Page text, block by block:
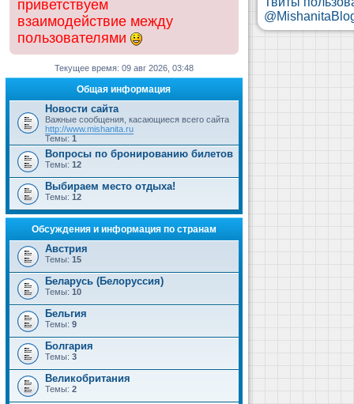
приветствуем
взаимодействие между
пользователями
Текущее время: 09 авг 2026, 03:48
Общая информация
Новости сайта
Важные сообщения, касающиеся всего сайта
http://www.mishanita.ru
Темы: 1
Вопросы по бронированию билетов
Темы: 12
Выбираем место отдыха!
Темы: 12
Обсуждения и информация по странам
Австрия
Темы: 15
Беларусь (Белоруссия)
Темы: 10
Бельгия
Темы: 9
Болгария
Темы: 3
Великобритания
Темы: 2